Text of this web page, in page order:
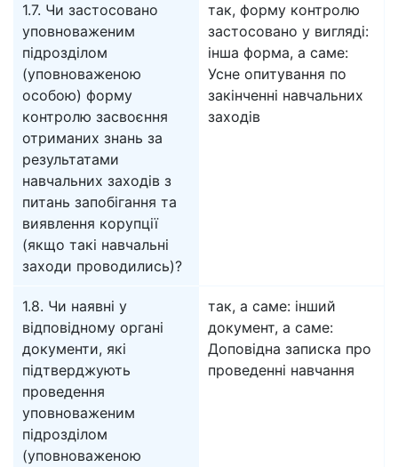
1.7. Чи застосовано
уповноваженим
підрозділом
(уповноваженою
особою) форму
контролю засвоєння
отриманих знань за
результатами
навчальних заходів з
питань запобігання та
виявлення корупції
(якщо такі навчальні
заходи проводились)?
так, форму контролю
застосовано у вигляді:
інша форма, а саме:
Усне опитування по
закінченні навчальних
заходів
1.8. Чи наявні у
відповідному органі
документи, які
підтверджують
проведення
уповноваженим
підрозділом
(уповноваженою
так, а саме: інший
документ, а саме:
Доповідна записка про
проведенні навчання